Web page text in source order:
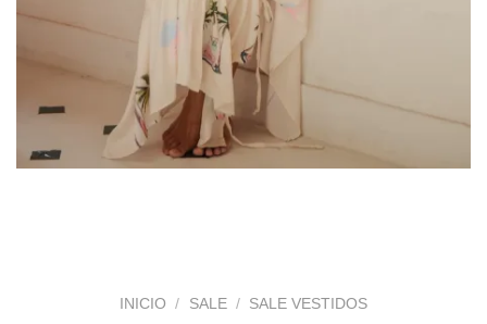
INICIO / SALE / SALE VESTIDOS